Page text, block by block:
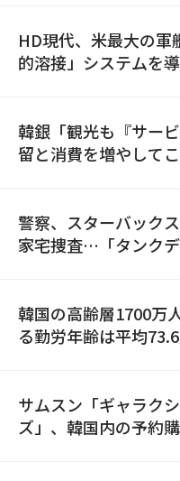
HD現代、米最大の軍
的溶接」システムを
韓銀「観光も『サー
留と消費を増やしてこ
警察、スターバック
家宅捜査…「タンク
韓国の高齢層1700万
る勤労年齢は平均
サムスン「ギャラク
ズ」、韓国内の予約